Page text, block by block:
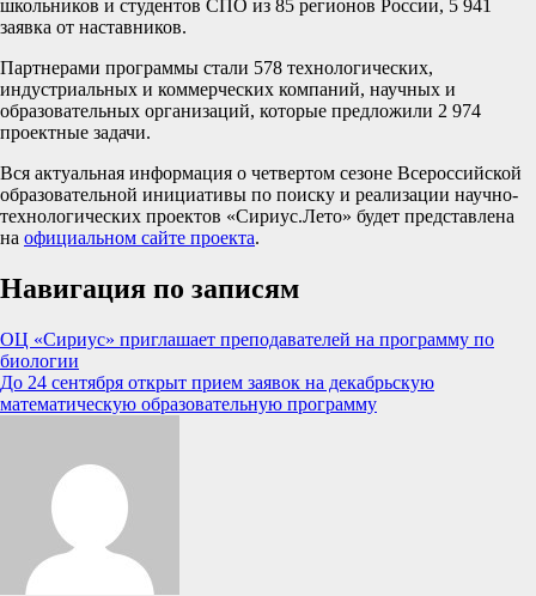
школьников и студентов СПО из 85 регионов России, 5 941
заявка от наставников.
Партнерами программы стали 578 технологических,
индустриальных и коммерческих компаний, научных и
образовательных организаций, которые предложили 2 974
проектные задачи.
Вся актуальная информация о четвертом сезоне Всероссийской
образовательной инициативы по поиску и реализации научно-
технологических проектов «Сириус.Лето» будет представлена
на официальном сайте проекта.
Навигация по записям
ОЦ «Сириус» приглашает преподавателей на программу по
биологии
До 24 сентября открыт прием заявок на декабрьскую
математическую образовательную программу